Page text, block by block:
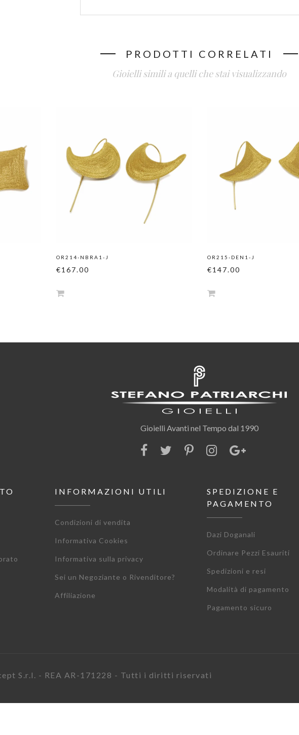
PRODOTTI CORRELATI
Gioielli simili a quelli che stai visualizzando
OR214-NBRA1-J
€167.00
OR215-DEN1-J
€147.00
Gioielli Avanti nel Tempo dal 1990
INFORMAZIONI UTILI
Condizioni di vendita
Informativa Cookies
Informativa sulla privacy
Sei un Negoziante o Rivenditore?
Affiliazione
SPEDIZIONE E
PAGAMENTO
Dazi Doganali
Ordinare Pezzi Esauriti
Spedizioni e resi
Modalità di pagamento
Pagamento sicuro
S.r.l. - REA AR-171228 - Tutti i diritti riservati